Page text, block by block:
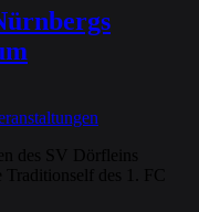
des SV Dörfleins
des 1. FC